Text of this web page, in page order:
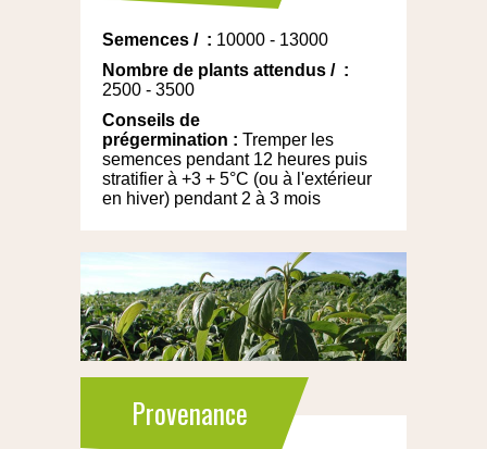
Semences / : 10000 - 13000
Nombre de plants attendus / :
2500 - 3500
Conseils de
prégermination : Tremper les
semences pendant 12 heures puis
stratifier à +3 + 5°C (ou à l'extérieur
en hiver) pendant 2 à 3 mois
Provenance